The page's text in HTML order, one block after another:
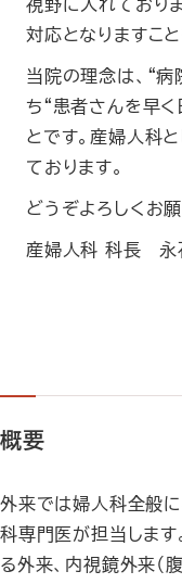
視野に入れており
対応となりますこ
当院の理念は、“
ち“患者さんを早
とです。産婦人科
ております。
どうぞよろしくお
産婦人科 科長 永
概要
外来では婦人科全般
科専門医が担当します
る外来、内視鏡外来（